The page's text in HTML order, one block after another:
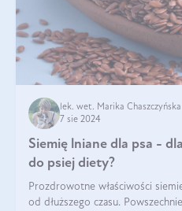
lek. wet. Marika Chaszczyńska
7 sie 2024
Siemię lniane dla psa -
do psiej diety?
Prozdrowotne właściwości
od dłuższego czasu.